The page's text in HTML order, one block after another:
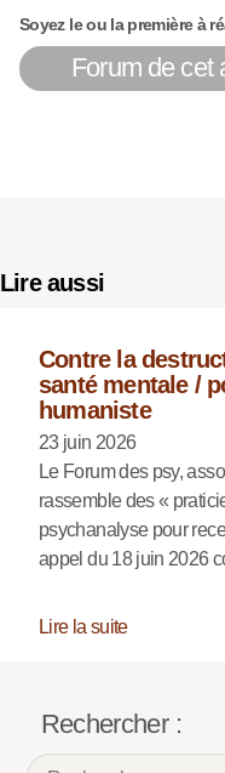
Soyez le ou la première à
Forum de cet
Lire aussi
Contre la
santé mentale /
humaniste
23 juin 2026
Le Forum des psy,
rassemble des «
psychanalyse pour
appel du 18 juin 2026
Lire la suite
Rechercher :